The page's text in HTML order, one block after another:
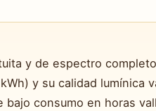
y de espectro
y su calidad lumínica
bajo consumo en horas